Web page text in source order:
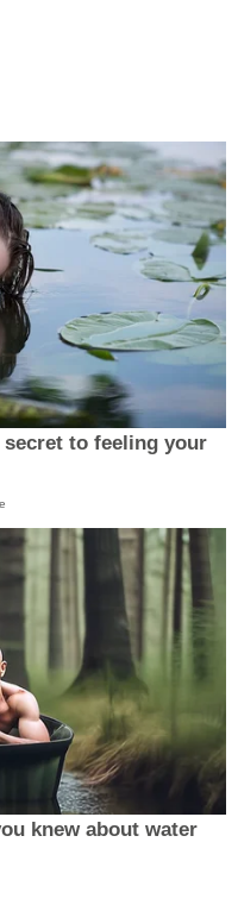
to feeling your
knew about water